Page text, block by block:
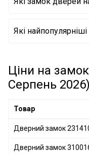
Дверний замок
Які
Дверний замок
Дверний замок
Дверний замок
Ціни на
Серпень 2026)
Товар
Дверний замок
Дверний замок